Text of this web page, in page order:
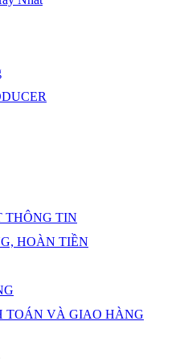
THÔNG TIN
HOÀN TIỀN
TOÁN VÀ GIAO HÀNG